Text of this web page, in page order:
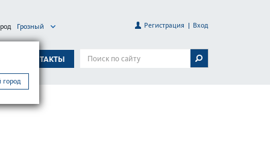
КОНТАКТЫ
город
Грозный Регистрация Вход